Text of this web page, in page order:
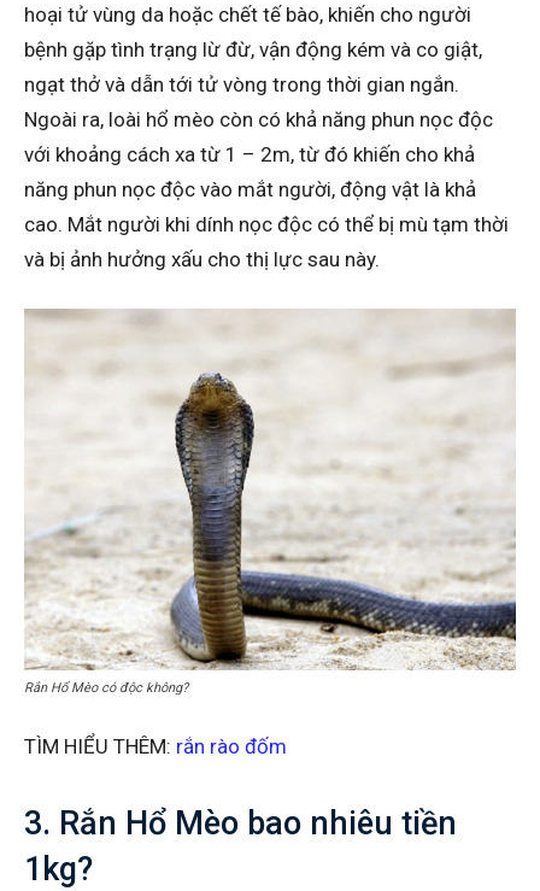
hoại tử vùng da hoặc chết tế bào, khiến cho người
bệnh gặp tình trạng lừ đừ, vận động kém và co giật,
ngạt thở và dẫn tới tử vòng trong thời gian ngắn.
Ngoài ra, loài hổ mèo còn có khả năng phun nọc độc
với khoảng cách xa từ 1 – 2m, từ đó khiến cho khả
năng phun nọc độc vào mắt người, động vật là khả
cao. Mắt người khi dính nọc độc có thể bị mù tạm thời
và bị ảnh hưởng xấu cho thị lực sau này.
Rắn Hổ Mèo có độc không?
TÌM HIỂU THÊM: rắn rào đốm
3. Rắn Hổ Mèo bao nhiêu tiền
1kg?